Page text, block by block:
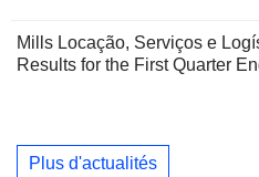
Mills Locação, Serviços e
Results for the First Quarter
Plus d'actualités